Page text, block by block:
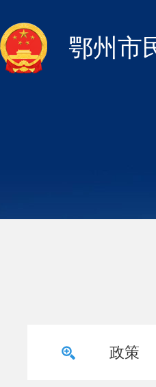
鄂州市
政策